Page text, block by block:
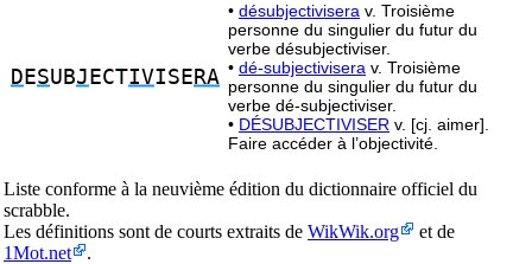
D ESUBJ ECTIVISE RA
• désubjectivisera v. Troisième
personne du singulier du futur du
verbe désubjectiviser.
• dé-subjectivisera v. Troisième
personne du singulier du futur du
verbe dé-subjectiviser.
• DÉSUBJECTIVISER v. [cj. aimer].
Faire accéder à l’objectivité.
Liste conforme à la neuvième édition du dictionnaire officiel du
scrabble.
Les définitions sont de courts extraits de WikWik.org
et de
1Mot.net
.